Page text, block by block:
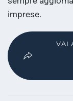
imprese.
VAI